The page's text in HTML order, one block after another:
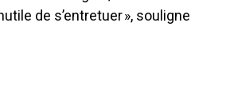
de s’entretuer », souligne